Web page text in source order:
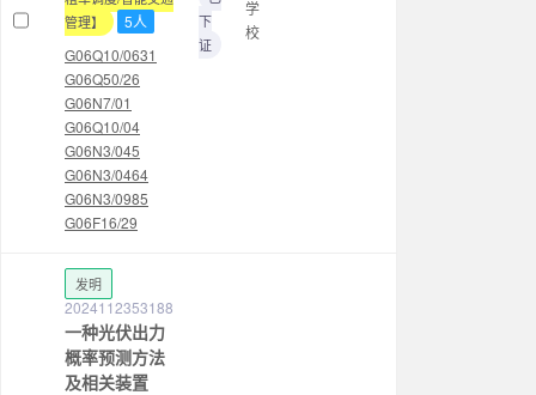
管理】
5人
G06Q10/0631
G06Q50/26
G06N7/01
G06Q10/04
G06N3/045
G06N3/0464
G06N3/0985
G06F16/29
下
证
学
校
发明
2024112353188
一种光伏出力
概率预测方法
及相关装置